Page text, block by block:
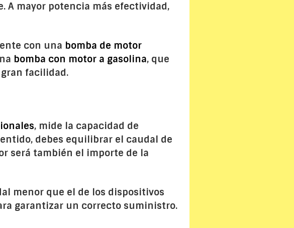
A mayor potencia más efectividad,
con una bomba de motor
bomba con motor a gasolina, que
facilidad.
, mide la capacidad de
debes equilibrar el caudal de
será también el importe de la
menor que el de los dispositivos
garantizar un correcto suministro.